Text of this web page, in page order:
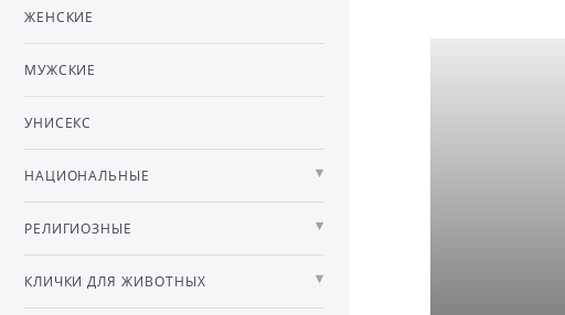
ЖЕНСКИЕ
МУЖСКИЕ
УНИСЕКС
НАЦИОНАЛЬНЫЕ
РЕЛИГИОЗНЫЕ
КЛИЧКИ ДЛЯ ЖИВОТНЫХ